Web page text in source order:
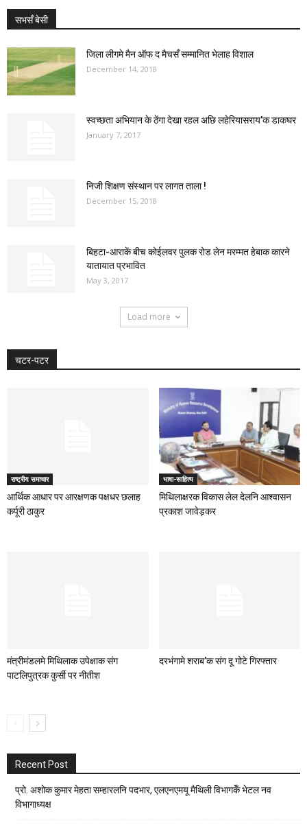
सभसँ बेसी
जिला लीगमे मैन ऑफ द मैचसँ सम्मानित भेलाह विशाल
December 14, 2018
स्वच्छता अभियान के ठेंगा देखा रहल अछि लहेरियासराय’क डाकघर
January 7, 2017
निजी शिक्षण संस्थान पर लागत ताला !
December 15, 2018
बिहटा-आराकें बीच कोईलवर पुलक रोड लेन मरम्मत हेबाक कारने
यातायात प्रभावित
May 3, 2017
Load more
चटर-पटर
राष्ट्रीय समाचार
आर्थिक आधार पर आरक्षणक पक्षधर छलाह
कर्पूरी ठाकुर
भाषा-साहित्य
मिथिलाक्षरक विकास लेल देलनि आश्वासन
प्रकाश जावेड़कर
मंत्रीमंडलमे मिथिलाक उपेक्षाक संग
पाटलिपुत्रक कुर्सी पर नीतीश
दरभंगामे शराब’क संग दू गोटे गिरफ्तार
Recent Post
प्रो. अशोक कुमार मेहता सम्हारलनि पदभार, एलएनएमयू मैथिली विभागकेँ भेटल नव
विभागाध्यक्ष